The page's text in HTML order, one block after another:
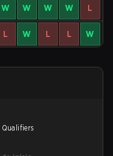
W W W W L
L W L L W